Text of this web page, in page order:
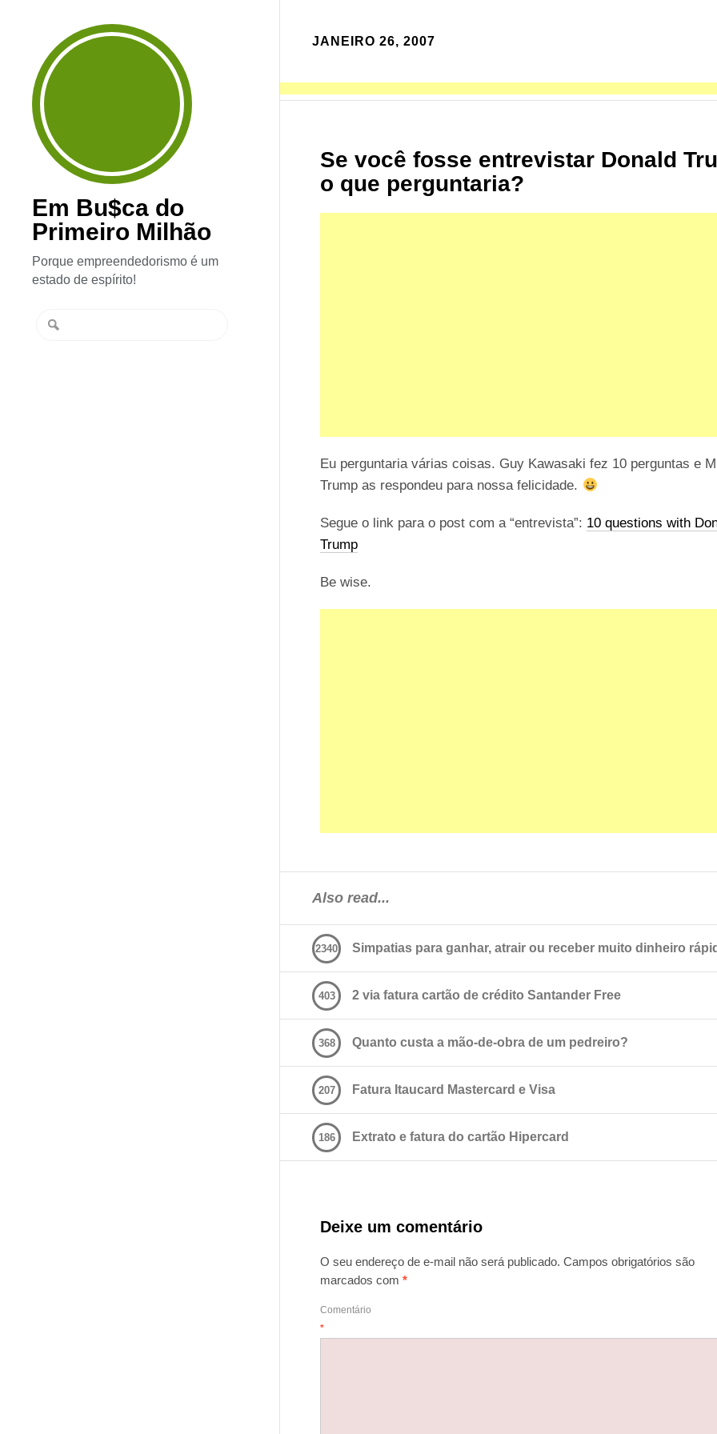
Em Bu$ca do
Primeiro Milhão
Porque empreendedorismo é um
estado de espírito!
JANEIRO 26, 2007
Se você fosse entrevistar Donald
o que perguntaria?
Eu perguntaria várias coisas. Guy Kawasaki fez 10 perguntas e
Trump as respondeu para nossa felicidade.
Segue o link para o post com a “entrevista”: 10 questions with
Trump
Be wise.
Also read...
Simpatias para ganhar, atrair ou receber muito dinheiro
2340
2 via fatura cartão de crédito Santander Free
403
Quanto custa a mão-de-obra de um pedreiro?
368
Fatura Itaucard Mastercard e Visa
207
Extrato e fatura do cartão Hipercard
186
Deixe um comentário
O seu endereço de e-mail não será publicado. Campos obrigatórios são
marcados com*
Comentário
*